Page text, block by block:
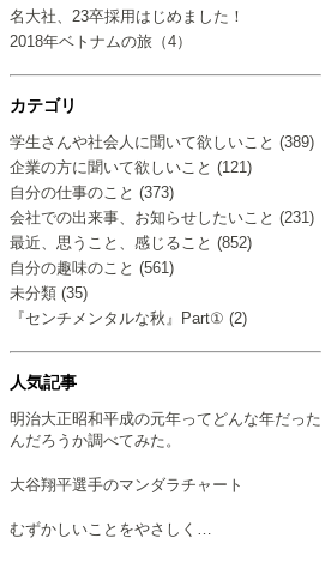
名大社、23卒採用はじめました！
2018年ベトナムの旅（4）
カテゴリ
学生さんや社会人に聞いて欲しいこと (389)
企業の方に聞いて欲しいこと (121)
自分の仕事のこと (373)
会社での出来事、お知らせしたいこと (231)
最近、思うこと、感じること (852)
自分の趣味のこと (561)
未分類 (35)
『センチメンタルな秋』Part① (2)
人気記事
明治大正昭和平成の元年ってどんな年だった
んだろうか調べてみた。
大谷翔平選手のマンダラチャート
むずかしいことをやさしく…